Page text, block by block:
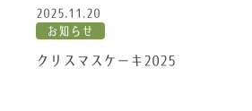
2025.11.20
お知らせ
クリスマスケーキ2025